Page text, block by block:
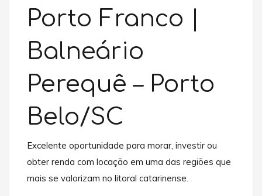
Porto Franco |
Balneário
Perequê – Porto
Belo/SC
Excelente oportunidade para morar, investir ou
obter renda com locação em uma das regiões que
mais se valorizam no litoral catarinense.